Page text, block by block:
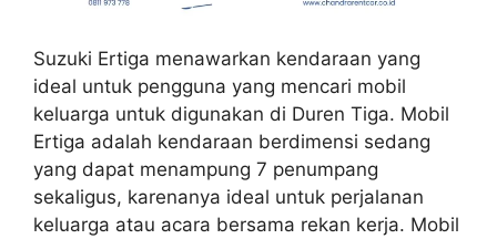
Suzuki Ertiga menawarkan kendaraan yang
ideal untuk pengguna yang mencari mobil
keluarga untuk digunakan di Duren Tiga. Mobil
Ertiga adalah kendaraan berdimensi sedang
yang dapat menampung 7 penumpang
sekaligus, karenanya ideal untuk perjalanan
keluarga atau acara bersama rekan kerja. Mobil